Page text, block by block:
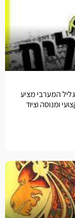
המערבי מציע
ומנוסה וציוד